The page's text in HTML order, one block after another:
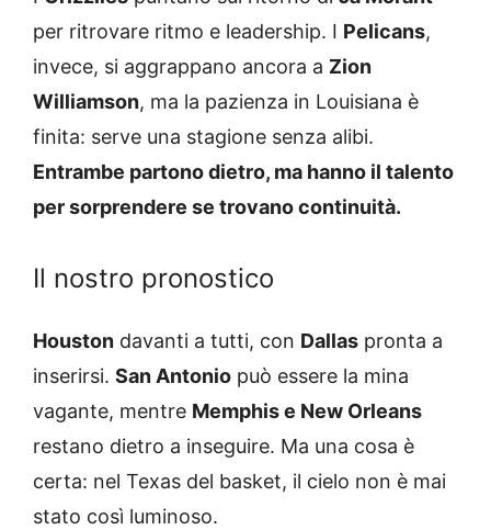
per ritrovare ritmo e leadership. I Pelicans,
invece, si aggrappano ancora a Zion
Williamson, ma la pazienza in Louisiana è
finita: serve una stagione senza alibi.
Entrambe partono dietro, ma hanno il talento
per sorprendere se trovano continuità.
Il nostro pronostico
Houston davanti a tutti, con Dallas pronta a
inserirsi. San Antonio può essere la mina
vagante, mentre Memphis e New Orleans
restano dietro a inseguire. Ma una cosa è
certa: nel Texas del basket, il cielo non è mai
stato così luminoso.